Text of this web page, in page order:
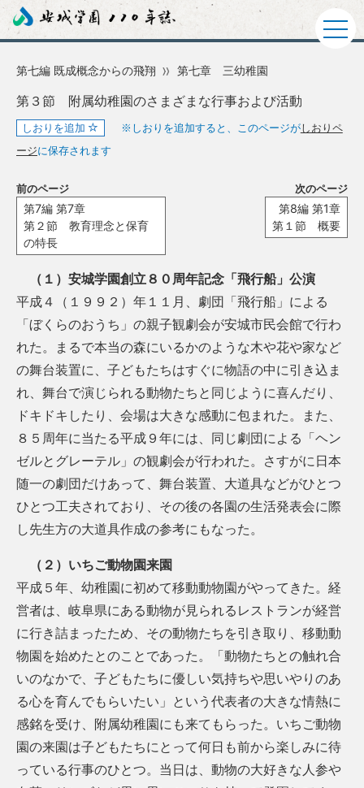
第七編 既成概念からの飛翔 第七章 三幼稚園
第３節 附属幼稚園のさまざまな行事および活動
しおりを追加 ※しおりを追加すると、このページがしおりペ
ージに保存されます
前のページ
第7編 第7章
第２節 教育理念と保育
の特長
次のページ
第8編 第1章
第１節 概要
（１）安城学園創立８０周年記念「飛行船」公演
平成４（１９９２）年１１月、劇団「飛行船」による
「ぼくらのおうち」の親子観劇会が安城市民会館で行わ
れた。まるで本当の森にいるかのような木や花や家など
の舞台装置に、子どもたちはすぐに物語の中に引き込ま
れ、舞台で演じられる動物たちと同じように喜んだり、
ドキドキしたり、会場は大きな感動に包まれた。また、
８５周年に当たる平成９年には、同じ劇団による「ヘン
ゼルとグレーテル」の観劇会が行われた。さすがに日本
随一の劇団だけあって、舞台装置、大道具などがひとつ
ひとつ工夫されており、その後の各園の生活発表会に際
し先生方の大道具作成の参考にもなった。
（２）いちご動物園来園
平成５年、幼稚園に初めて移動動物園がやってきた。経
営者は、岐阜県にある動物が見られるレストランが経営
に行き詰まったため、その動物たちを引き取り、移動動
物園を始めたとのことであった。「動物たちとの触れ合
いのなかで、子どもたちに優しい気持ちや思いやりのあ
る心を育んでもらいたい」という代表者の大きな情熱に
感銘を受け、附属幼稚園にも来てもらった。いちご動物
園の来園は子どもたちにとって何日も前から楽しみに待
っている行事のひとつ。当日は、動物の大好きな人参や